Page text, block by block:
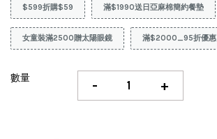
$599折購$59 滿$1990送日亞麻棉簡約餐墊
女童裝滿2500贈太陽眼鏡 滿$2000_95折優惠
數量 - +